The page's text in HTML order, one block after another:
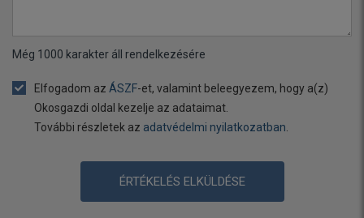
Még 1000 karakter áll rendelkezésére
Elfogadom az ÁSZF-et, valamint beleegyezem, hogy a(z)
Okosgazdi oldal kezelje az adataimat.
További részletek az adatvédelmi nyilatkozatban
ÉRTÉKELÉS ELKÜLDÉSE